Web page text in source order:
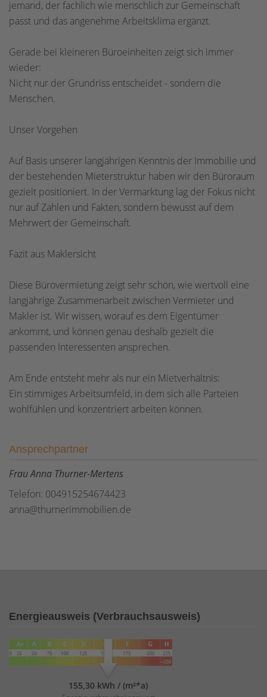
jemand, der fachlich wie menschlich zur Gemeinschaft
passt und das angenehme Arbeitsklima ergänzt.
Gerade bei kleineren Büroeinheiten zeigt sich immer
wieder:
Nicht nur der Grundriss entscheidet - sondern die
Menschen.
Unser Vorgehen
Auf Basis unserer langjährigen Kenntnis der Immobilie und
der bestehenden Mieterstruktur haben wir den Büroraum
gezielt positioniert. In der Vermarktung lag der Fokus nicht
nur auf Zahlen und Fakten, sondern bewusst auf dem
Mehrwert der Gemeinschaft.
Fazit aus Maklersicht
Diese Bürovermietung zeigt sehr schön, wie wertvoll eine
langjährige Zusammenarbeit zwischen Vermieter und
Makler ist. Wir wissen, worauf es dem Eigentümer
ankommt, und können genau deshalb gezielt die
passenden Interessenten ansprechen.
Am Ende entsteht mehr als nur ein Mietverhältnis:
Ein stimmiges Arbeitsumfeld, in dem sich alle Parteien
wohlfühlen und konzentriert arbeiten können.
Ansprechpartner
Frau Anna Thurner-Mertens
Telefon: 004915254674423
anna@thurnerimmobilien.de
Energieausweis (Verbrauchsausweis)
155,30 kWh / (m²*a)